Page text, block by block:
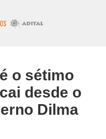
o sétimo
desde o
Dilma